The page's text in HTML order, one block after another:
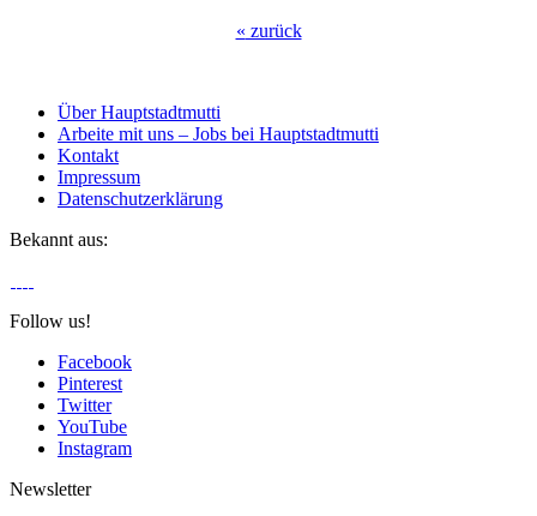
« zurück
Über Hauptstadtmutti
Arbeite mit uns – Jobs bei Hauptstadtmutti
Kontakt
Impressum
Datenschutzerklärung
Bekannt aus:
Follow us!
Facebook
Pinterest
Twitter
YouTube
Instagram
Newsletter